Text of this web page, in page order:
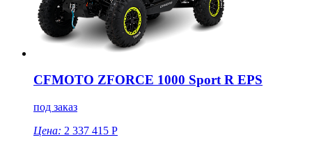
CFMOTO ZFORCE 1000 Sport R EPS
под заказ
Цена: 2 337 415 Р